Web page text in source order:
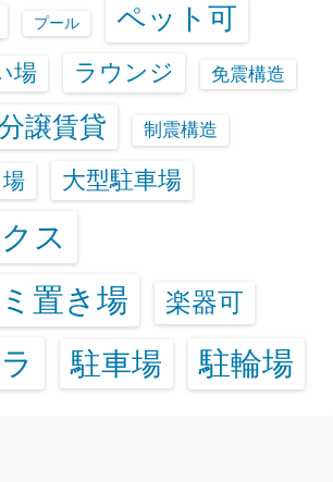
プール ペット可
場 ラウンジ 免震構造
譲賃貸 制震構造
大型駐車場
ス
置き場
楽器可
駐車場 駐輪場